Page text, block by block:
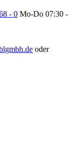
- 0 Mo-Do 07:30 -
oder